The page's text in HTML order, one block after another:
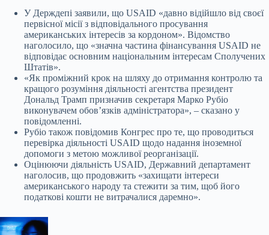
У Держдепі заявили, що USAID «давно відійшло від своєї
первісної місії з відповідального просування
американських інтересів за кордоном». Відомство
наголосило, що «значна частина фінансування USAID не
відповідає основним національним інтересам Сполучених
Штатів».
«Як проміжний крок на шляху до отримання контролю та
кращого розуміння діяльності агентства президент
Дональд Трамп призначив секретаря Марко Рубіо
виконувачем обовʼязків адміністратора», – сказано у
повідомленні.
Рубіо також повідомив Конгрес про те, що проводиться
перевірка діяльності USAID щодо надання іноземної
допомоги з метою можливої ​​реорганізації.
Оцінюючи діяльність USAID, Державний департамент
наголосив, що продовжить «захищати інтереси
американського народу та стежити за тим, щоб його
податкові кошти не витрачалися даремно».